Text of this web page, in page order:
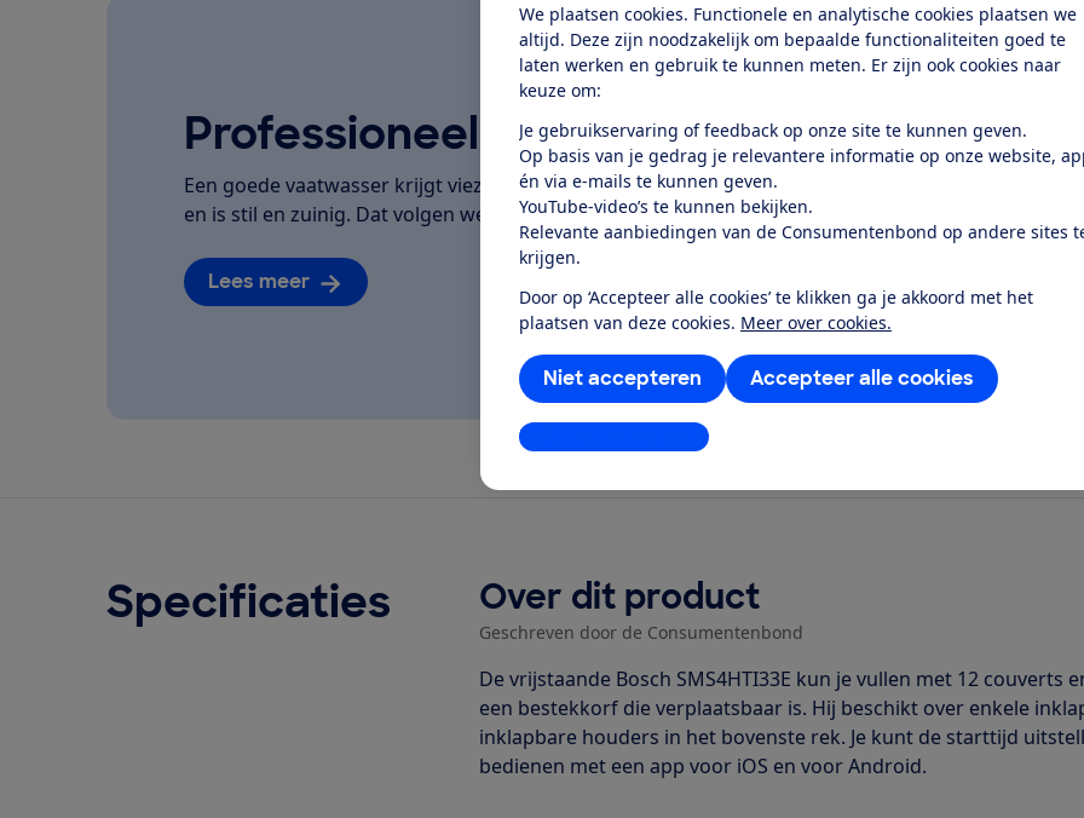
We plaatsen cookies. Functionele en analytische cookies plaatsen we
altijd. Deze zijn noodzakelijk om bepaalde functionaliteiten goed te
laten werken en gebruik te kunnen meten. Er zijn ook cookies naar
keuze om:
Je gebruikservaring of feedback op onze site te kunnen geven.
Op basis van je gedrag je relevantere informatie op onze website,
én via e-mails te kunnen geven.
YouTube-video’s te kunnen bekijken.
Relevante aanbiedingen van de Consumentenbond op andere sites
krijgen.
Door op ‘Accepteer alle cookies’ te klikken ga je akkoord met het
plaatsen van deze cookies. Meer over cookies.
Accepteer alle cookies
Niet accepteren
Instellingen aanpassen
Professioneel getest
Een goede vaatwasser krijgt vieze borden en schalen schoon en droog,
en is stil en zuinig. Dat volgen we van heel dichtbij...
Lees meer
Specificaties Over dit product
Geschreven door de Consumentenbond
De vrijstaande Bosch SMS4HTI33E kun je vullen met 12 couverts
een bestekkorf die verplaatsbaar is. Hij beschikt over enkele
inklapbare houders in het bovenste rek. Je kunt de starttijd
bedienen met een app voor iOS en voor Android.